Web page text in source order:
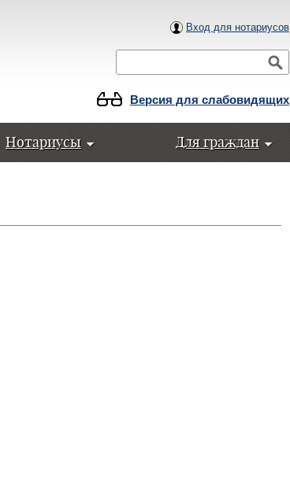
Вход для нотариусов
Версия для слабовидящих
Нотариусы Для граждан